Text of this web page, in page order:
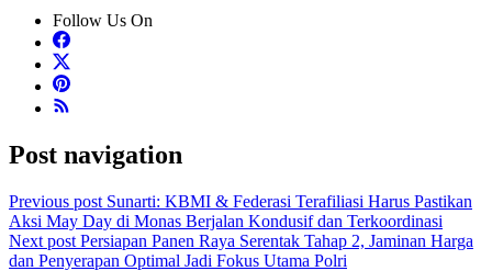
Follow Us On
Post navigation
Previous post Sunarti: KBMI & Federasi Terafiliasi Harus Pastikan
Aksi May Day di Monas Berjalan Kondusif dan Terkoordinasi
Next post Persiapan Panen Raya Serentak Tahap 2, Jaminan Harga
dan Penyerapan Optimal Jadi Fokus Utama Polri